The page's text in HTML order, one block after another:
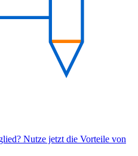
Nutze jetzt die Vorteile von